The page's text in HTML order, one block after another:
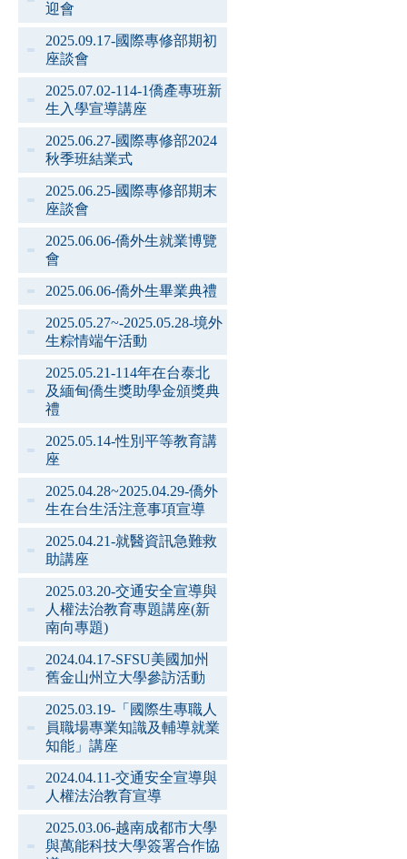
迎會
2025.09.17-國際專修部期初
座談會
2025.07.02-114-1僑產專班新
生入學宣導講座
2025.06.27-國際專修部2024
秋季班結業式
2025.06.25-國際專修部期末
座談會
2025.06.06-僑外生就業博覽
會
2025.06.06-僑外生畢業典禮
2025.05.27~-2025.05.28-境外
生粽情端午活動
2025.05.21-114年在台泰北
及緬甸僑生獎助學金頒獎典
禮
2025.05.14-性別平等教育講
座
2025.04.28~2025.04.29-僑外
生在台生活注意事項宣導
2025.04.21-就醫資訊急難救
助講座
2025.03.20-交通安全宣導與
人權法治教育專題講座(新
南向專題)
2024.04.17-SFSU美國加州
舊金山州立大學參訪活動
2025.03.19-「國際生專職人
員職場專業知識及輔導就業
知能」講座
2024.04.11-交通安全宣導與
人權法治教育宣導
2025.03.06-越南成都市大學
與萬能科技大學簽署合作協